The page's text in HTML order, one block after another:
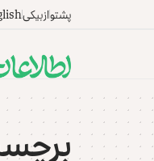
پشتوازبیکی